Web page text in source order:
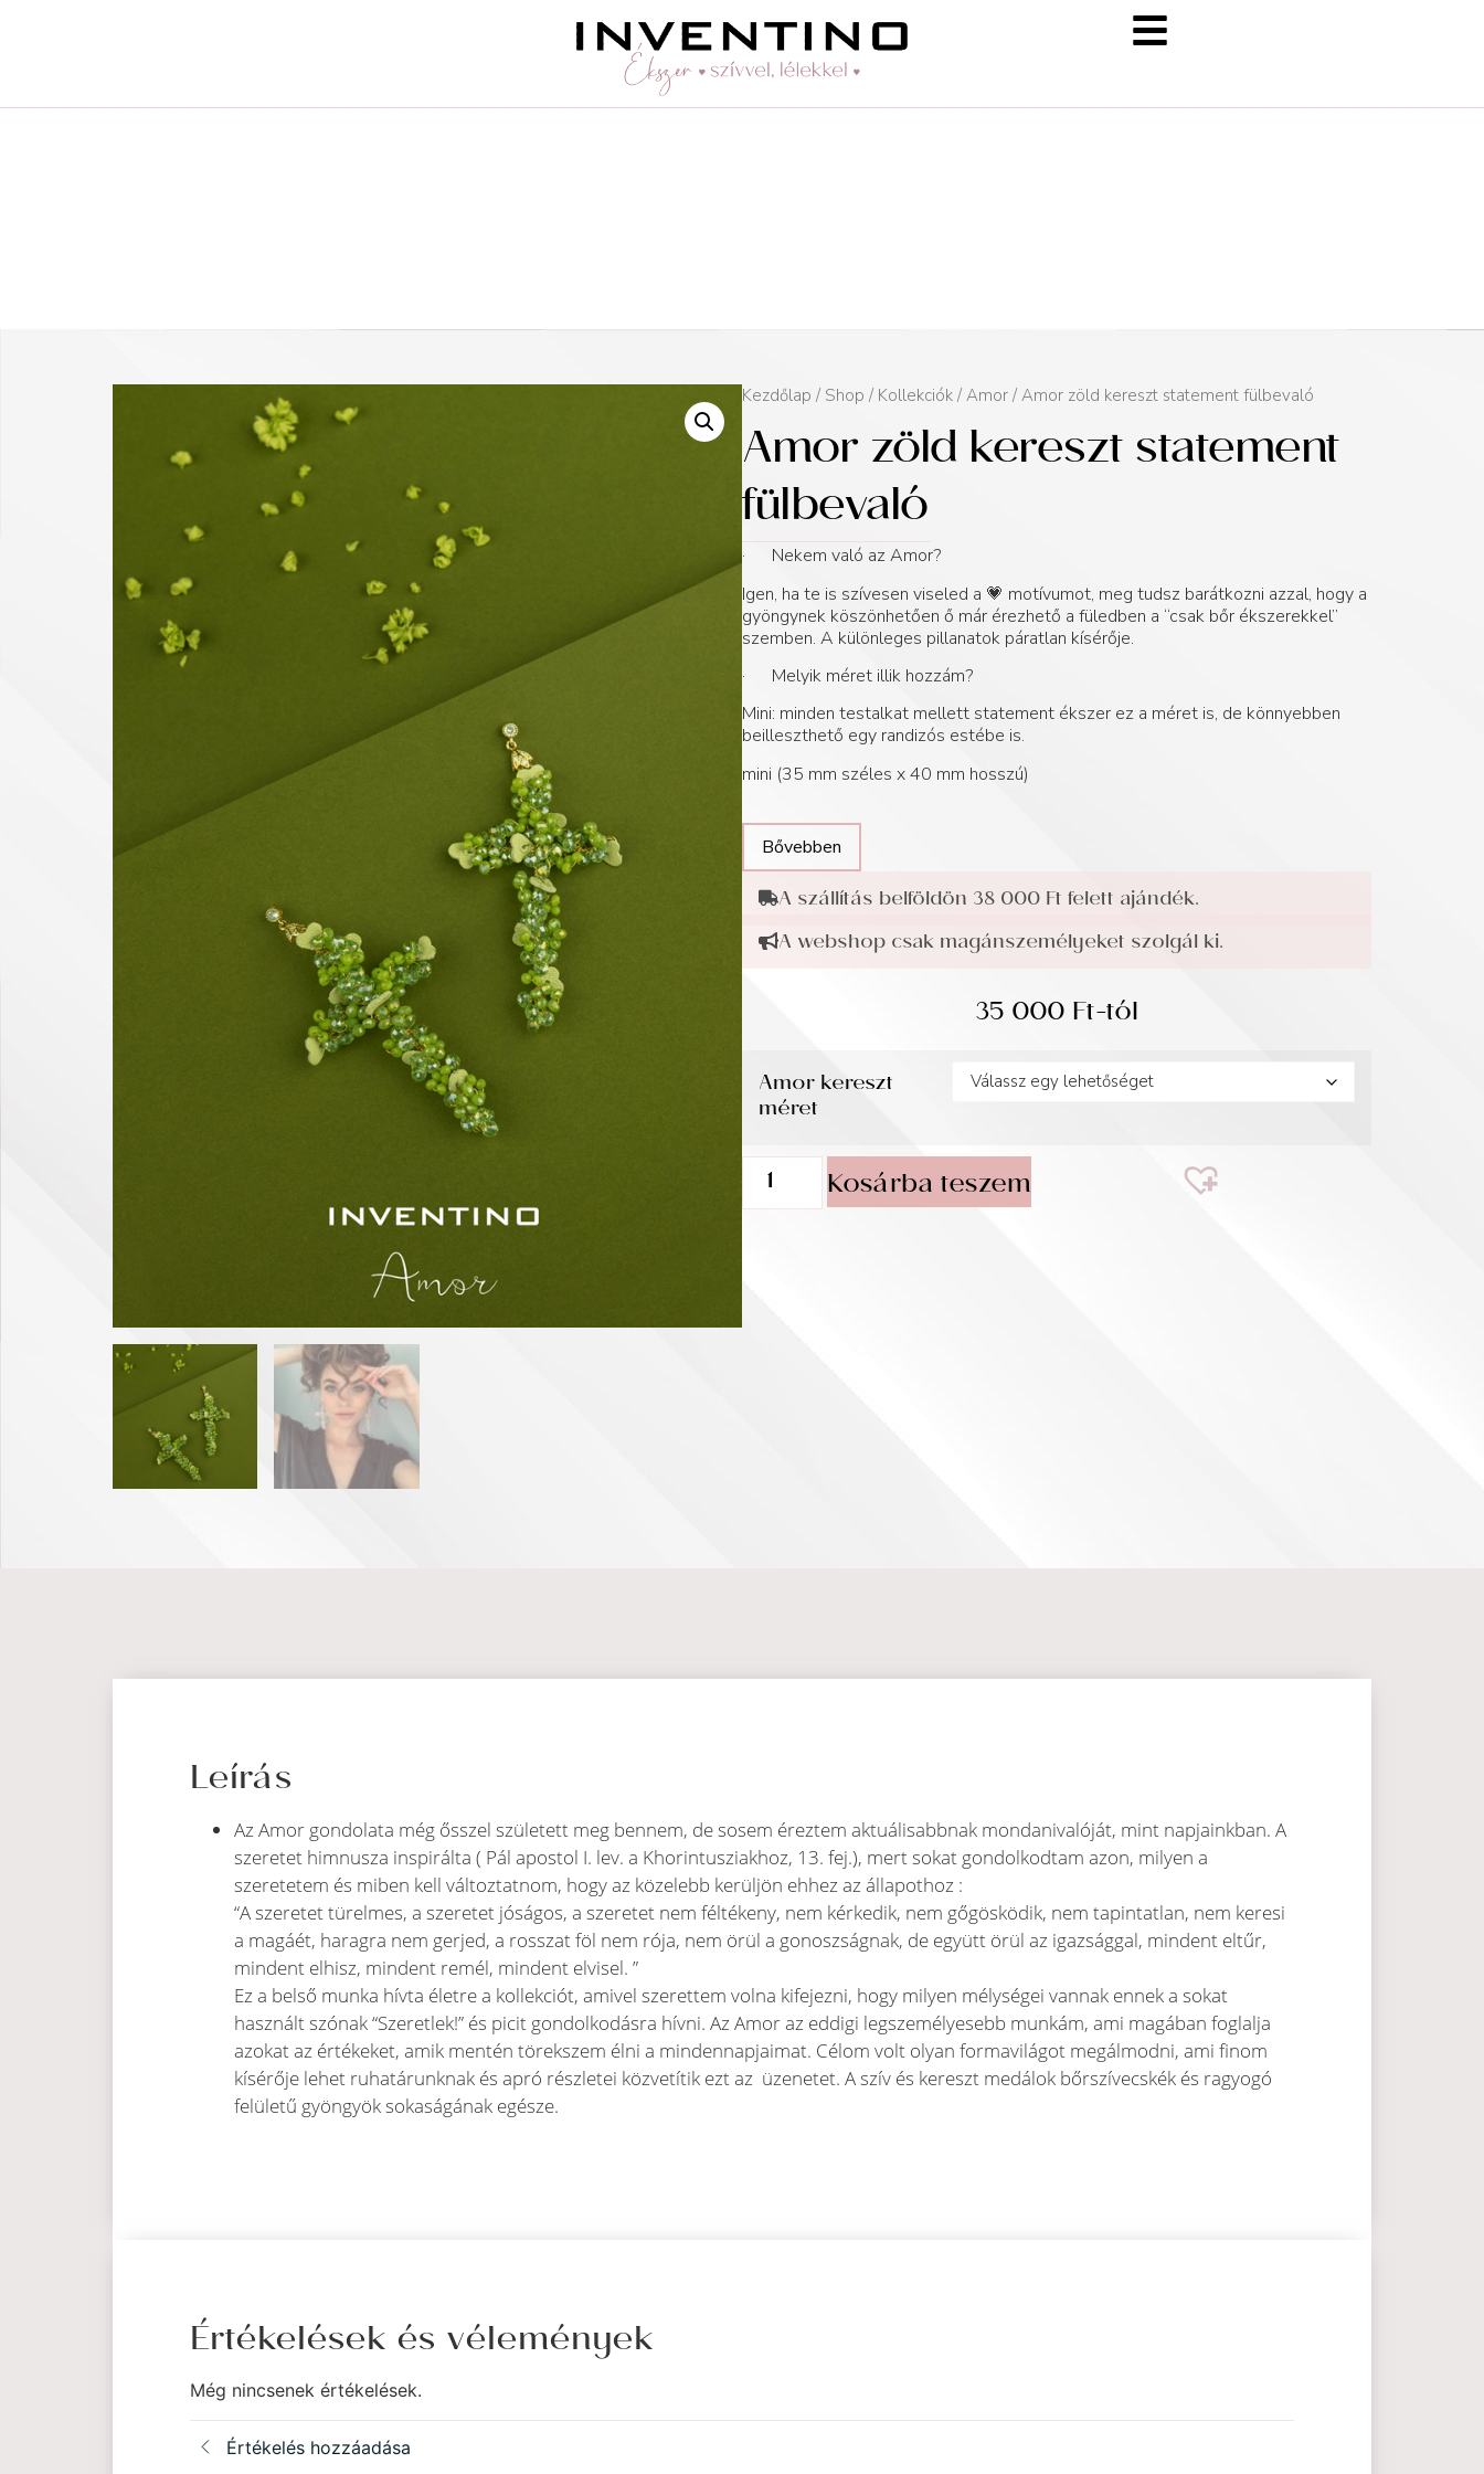
-25 % a webshopban!
Kupon: summer25
Shop
Kezdőlap / Shop / Kollekciók / Amor / Amor zöld kereszt statement fülbevaló
Amor zöld kereszt statement
fülbevaló
· Nekem való az Amor?
Igen, ha te is szívesen viseled a 💗 motívumot, meg tudsz barátkozni azzal, hogy a
gyöngynek köszönhetően ő már érezhető a füledben a “csak bőr ékszerekkel”
szemben. A különleges pillanatok páratlan kísérője.
· Melyik méret illik hozzám?
Mini: minden testalkat mellett statement ékszer ez a méret is, de könnyebben
beilleszthető egy randizós estébe is.
mini (35 mm széles x 40 mm hosszú)
Bővebben
A szállítás belföldön 38 000 Ft felett ajándék.
A webshop csak magánszemélyeket szolgál ki.
35 000Ft-tól
Amor kereszt
méret
Kosárba teszem
Leírás
Az Amor gondolata még ősszel született meg bennem, de sosem éreztem aktuálisabbnak mondanivalóját, mint napjainkban. A
szeretet himnusza inspirálta ( Pál apostol I. lev. a Khorintusziakhoz, 13. fej.), mert sokat gondolkodtam azon, milyen a
szeretetem és miben kell változtatnom, hogy az közelebb kerüljön ehhez az állapothoz :
“A szeretet türelmes, a szeretet jóságos, a szeretet nem féltékeny, nem kérkedik, nem gőgösködik, nem tapintatlan, nem keresi
a magáét, haragra nem gerjed, a rosszat föl nem rója, nem örül a gonoszságnak, de együtt örül az igazsággal, mindent eltűr,
mindent elhisz, mindent remél, mindent elvisel. ”
Ez a belső munka hívta életre a kollekciót, amivel szerettem volna kifejezni, hogy milyen mélységei vannak ennek a sokat
használt szónak “Szeretlek!” és picit gondolkodásra hívni. Az Amor az eddigi legszemélyesebb munkám, ami magában foglalja
azokat az értékeket, amik mentén törekszem élni a mindennapjaimat. Célom volt olyan formavilágot megálmodni, ami finom
kísérője lehet ruhatárunknak és apró részletei közvetítik ezt az üzenetet. A szív és kereszt medálok bőrszívecskék és ragyogó
felületű gyöngyök sokaságának egésze.
Értékelések és vélemények
Még nincsenek értékelések.
Értékelés hozzáadása